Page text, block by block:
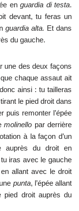
enguardia di testa.
devant, tu feras un
guardia alta. Et dans
du gauche.
une des deux façons
chaque assaut ait
ainsi : tu tailleras
le pied droit dans
puis remonter l’épée
molinello par derrière
à la façon d’un
auprès du droit en
iras avec le gauche
allant avec le droit
punta, l’épée allant
droit auprès du